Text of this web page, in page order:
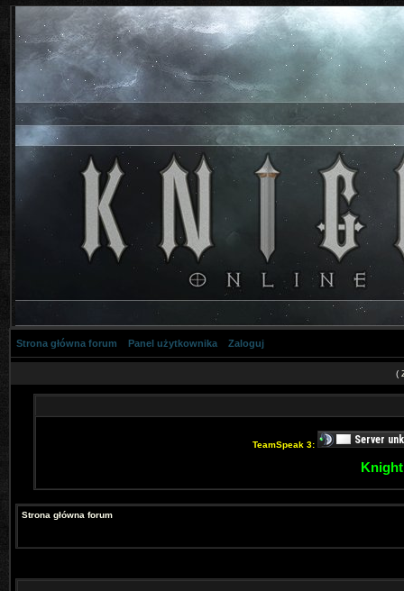
Strona główna forum Panel użytkownika Zaloguj
(
TeamSpeak 3:
Strona główna forum